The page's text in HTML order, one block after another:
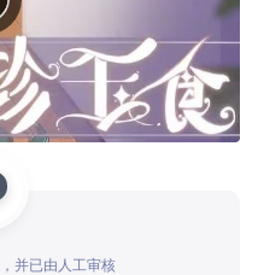
并已由人工审核